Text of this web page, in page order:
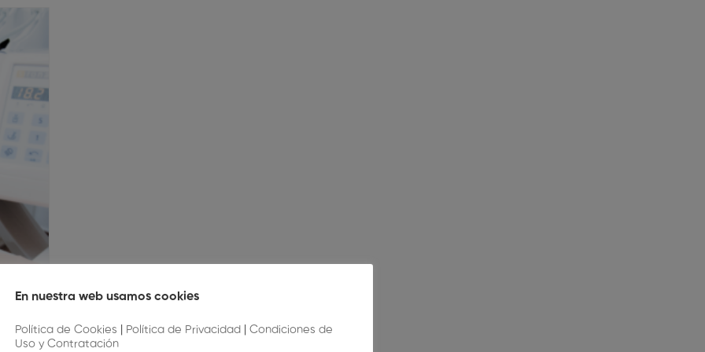
Oral
En nuestra web usamos cookies
Política de Cookies Política de Privacidad
Condiciones de
Uso y Contratación